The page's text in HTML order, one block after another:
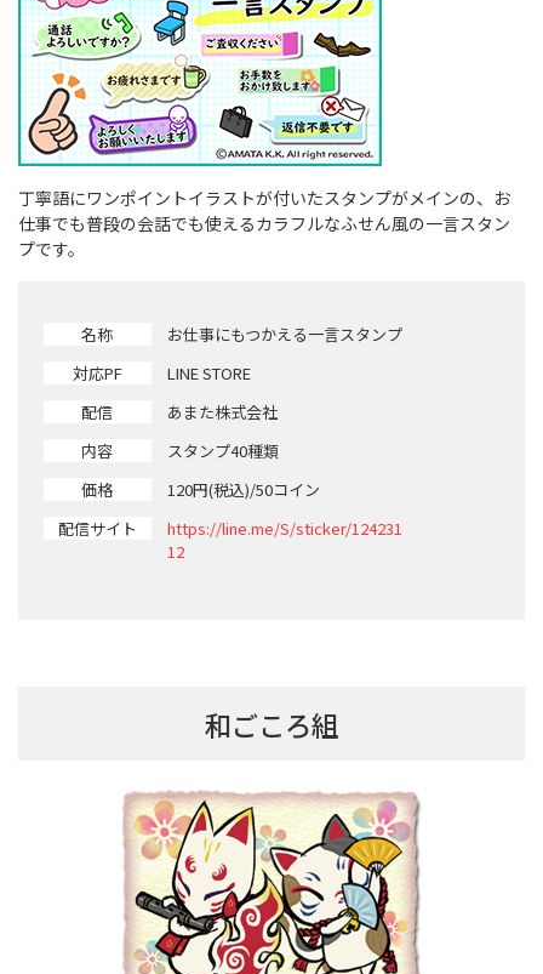
丁寧語にワンポイントイラストが付いたスタンプがメインの、お
仕事でも普段の会話でも使えるカラフルなふせん風の一言スタン
プです。
名称
お仕事にもつかえる一言スタンプ
対応PF
LINE STORE
配信
あまた株式会社
内容
スタンプ40種類
価格
120円(税込)/50コイン
配信サイト
https://line.me/S/sticker/124231
12
和ごころ組